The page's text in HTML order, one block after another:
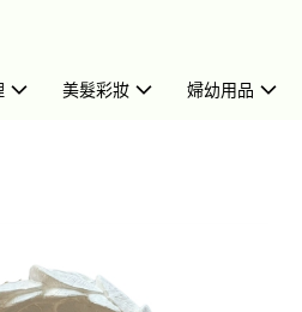
美髮彩妝 婦幼用品